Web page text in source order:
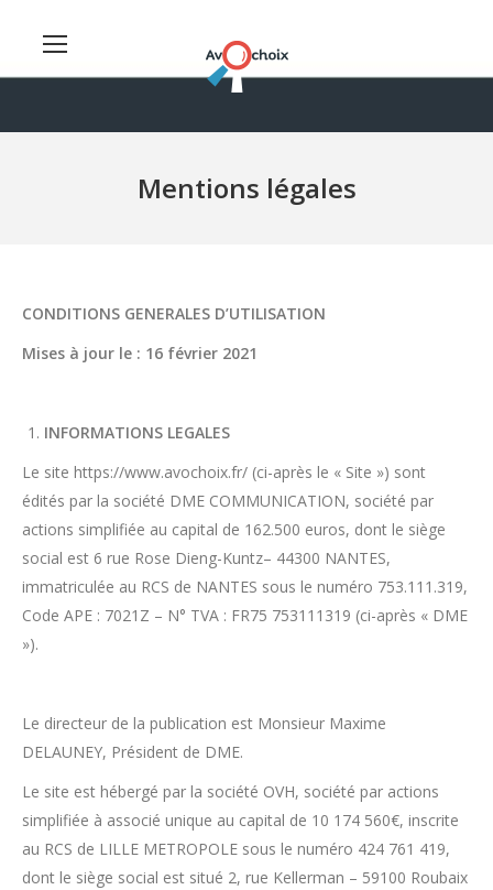
Mentions légales
CONDITIONS GENERALES D’UTILISATION
Mises à jour le : 16 février 2021
INFORMATIONS LEGALES
Le site https://www.avochoix.fr/ (ci-après le « Site ») sont
édités par la société DME COMMUNICATION, société par
actions simplifiée au capital de 162.500 euros, dont le siège
social est 6 rue Rose Dieng-Kuntz– 44300 NANTES,
immatriculée au RCS de NANTES sous le numéro 753.111.319,
Code APE : 7021Z – N° TVA : FR75 753111319 (ci-après « DME
»).
Le directeur de la publication est Monsieur Maxime
DELAUNEY, Président de DME.
Le site est hébergé par la société OVH, société par actions
simplifiée à associé unique au capital de 10 174 560€, inscrite
au RCS de LILLE METROPOLE sous le numéro 424 761 419,
dont le siège social est situé 2, rue Kellerman – 59100 Roubaix